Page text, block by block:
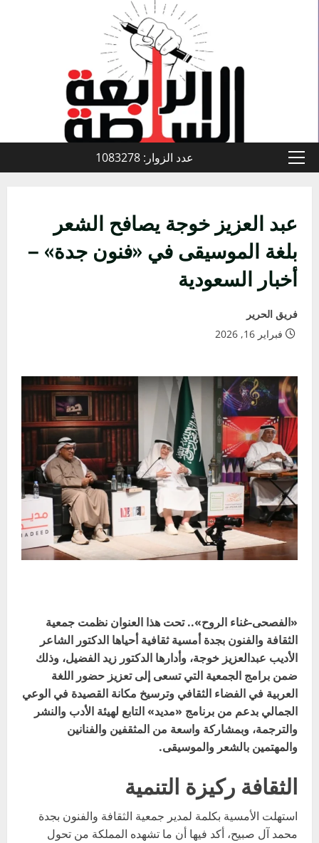
القائمة
عدد الزوار: 1083278
عبد العزيز خوجة يصافح الشعر
بلغة الموسيقى في «فنون جدة» –
أخبار السعودية
فريق الحرير
فبراير 16, 2026
«الفصحى-غناء الروح».. تحت هذا العنوان نظمت جمعية
الثقافة والفنون بجدة أمسية ثقافية أحياها الدكتور الشاعر
الأديب عبدالعزيز خوجة، وأدارها الدكتور زيد الفضيل، وذلك
ضمن برامج الجمعية التي تسعى إلى تعزيز حضور اللغة
العربية في الفضاء الثقافي وترسيخ مكانة القصيدة في الوعي
الجمالي بدعم من برنامج «مديد» التابع لهيئة الأدب والنشر
والترجمة، وبمشاركة واسعة من المثقفين والفنانين
والمهتمين بالشعر والموسيقى.
الثقافة ركيزة التنمية
استهلت الأمسية بكلمة لمدير جمعية الثقافة والفنون بجدة
محمد آل صبيح، أكد فيها أن ما تشهده المملكة من تحول